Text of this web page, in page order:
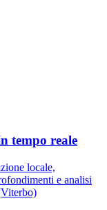
tempo reale
locale,
e analisi